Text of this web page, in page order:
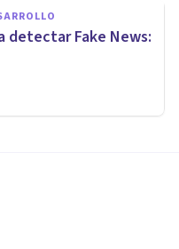
detectar Fake News: